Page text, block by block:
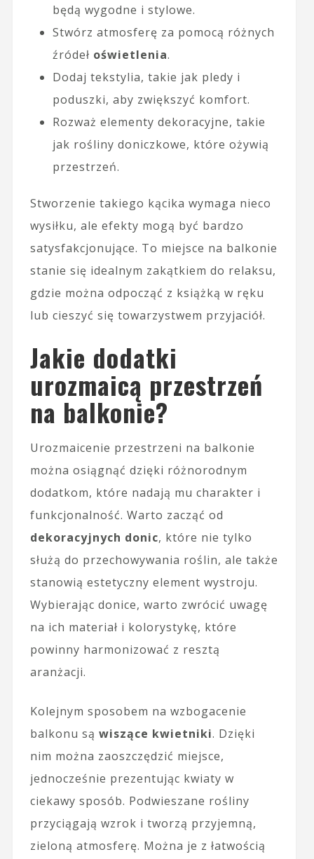
będą wygodne i stylowe.
Stwórz atmosferę za pomocą różnych
źródeł oświetlenia.
Dodaj tekstylia, takie jak pledy i
poduszki, aby zwiększyć komfort.
Rozważ elementy dekoracyjne, takie
jak rośliny doniczkowe, które ożywią
przestrzeń.
Stworzenie takiego kącika wymaga nieco
wysiłku, ale efekty mogą być bardzo
satysfakcjonujące. To miejsce na balkonie
stanie się idealnym zakątkiem do relaksu,
gdzie można odpocząć z książką w ręku
lub cieszyć się towarzystwem przyjaciół.
Jakie dodatki
urozmaicą przestrzeń
na balkonie?
Urozmaicenie przestrzeni na balkonie
można osiągnąć dzięki różnorodnym
dodatkom, które nadają mu charakter i
funkcjonalność. Warto zacząć od
dekoracyjnych donic, które nie tylko
służą do przechowywania roślin, ale także
stanowią estetyczny element wystroju.
Wybierając donice, warto zwrócić uwagę
na ich materiał i kolorystykę, które
powinny harmonizować z resztą
aranżacji.
Kolejnym sposobem na wzbogacenie
balkonu są wiszące kwietniki. Dzięki
nim można zaoszczędzić miejsce,
jednocześnie prezentując kwiaty w
ciekawy sposób. Podwieszane rośliny
przyciągają wzrok i tworzą przyjemną,
zieloną atmosferę. Można je z łatwością